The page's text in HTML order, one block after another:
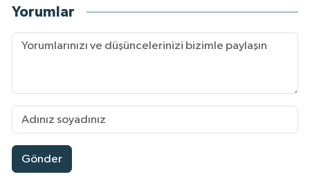
Yorumlar
Gönder